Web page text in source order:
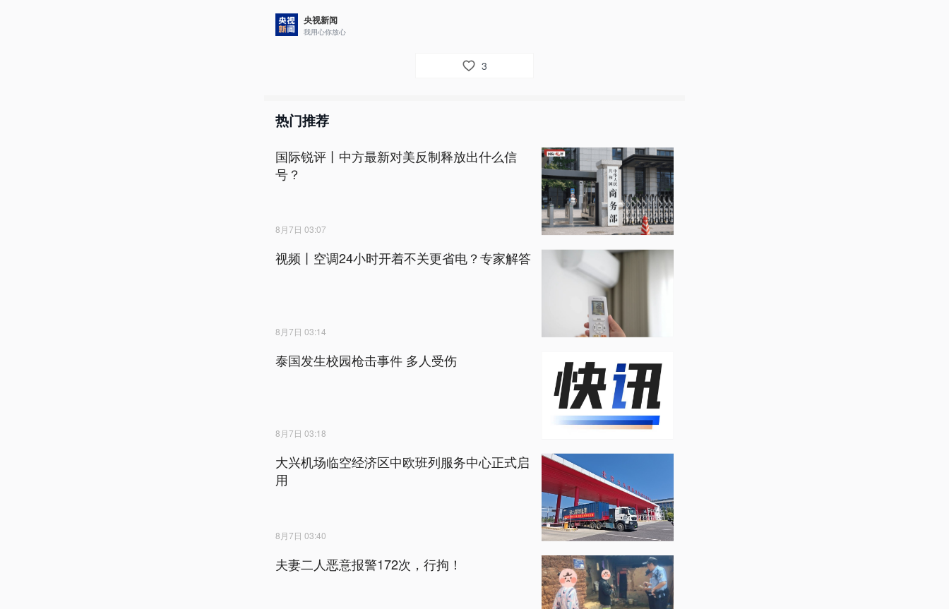
央视新闻
我用心你放心
3
热门推荐
国际锐评丨中方最新对美反制释放出什么信
号？
8月7日 03:07
视频丨空调24小时开着不关更省电？专家解答
8月7日 03:14
泰国发生校园枪击事件 多人受伤
8月7日 03:18
大兴机场临空经济区中欧班列服务中心正式启
用
8月7日 03:40
夫妻二人恶意报警172次，行拘！